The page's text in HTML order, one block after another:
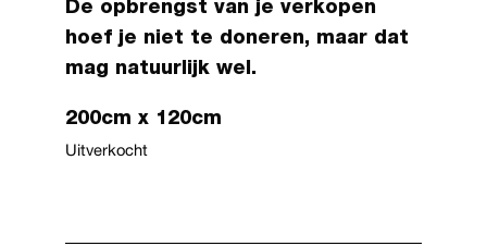
De opbrengst van je verkopen
hoef je niet te doneren, maar dat
mag natuurlijk wel.
200cm x 120cm
Uitverkocht